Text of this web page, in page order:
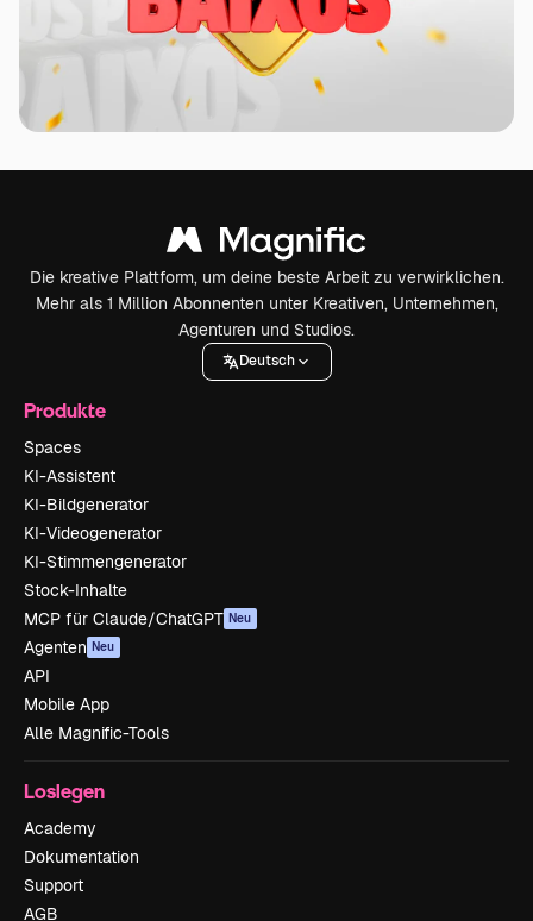
Die kreative Plattform, um deine beste Arbeit zu verwirklichen.
Mehr als 1 Million Abonnenten unter Kreativen, Unternehmen,
Agenturen und Studios.
Deutsch
Produkte
Spaces
KI-Assistent
KI-Bildgenerator
KI-Videogenerator
KI-Stimmengenerator
Stock-Inhalte
MCP für Claude/ChatGPT Neu
Agenten Neu
API
Mobile App
Alle Magnific-Tools
Loslegen
Academy
Dokumentation
Support
AGB